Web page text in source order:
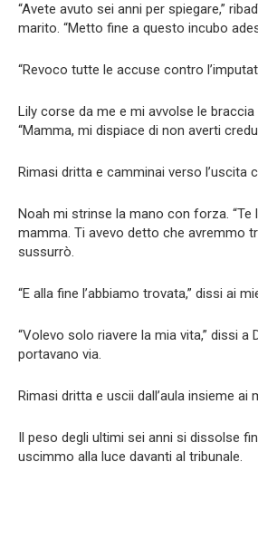
“Avete avuto sei anni per spiegare,”
marito. “Metto fine a questo incubo
“Revoco tutte le accuse contro
Lily corse da me e mi avvolse le
“Mamma, mi dispiace di non averti
Rimasi dritta e camminai verso l’uscita
Noah mi strinse la mano con forza. “Te
mamma. Ti avevo detto che avremmo
sussurrò.
“E alla fine l’abbiamo trovata,” dissi ai
“Volevo solo riavere la mia vita,” dissi a
portavano via.
Rimasi dritta e uscii dall’aula insieme ai
Il peso degli ultimi sei anni si dissolse
uscimmo alla luce davanti al tribunale.